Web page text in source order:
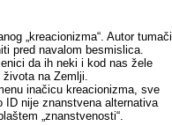
„kreacionizma“. Autor tumači
pred navalom besmislica.
da ih neki i kod nas žele
života na Zemlji.
inačicu kreacionizma, sve
nije znanstvena alternativa
„znanstvenosti“.